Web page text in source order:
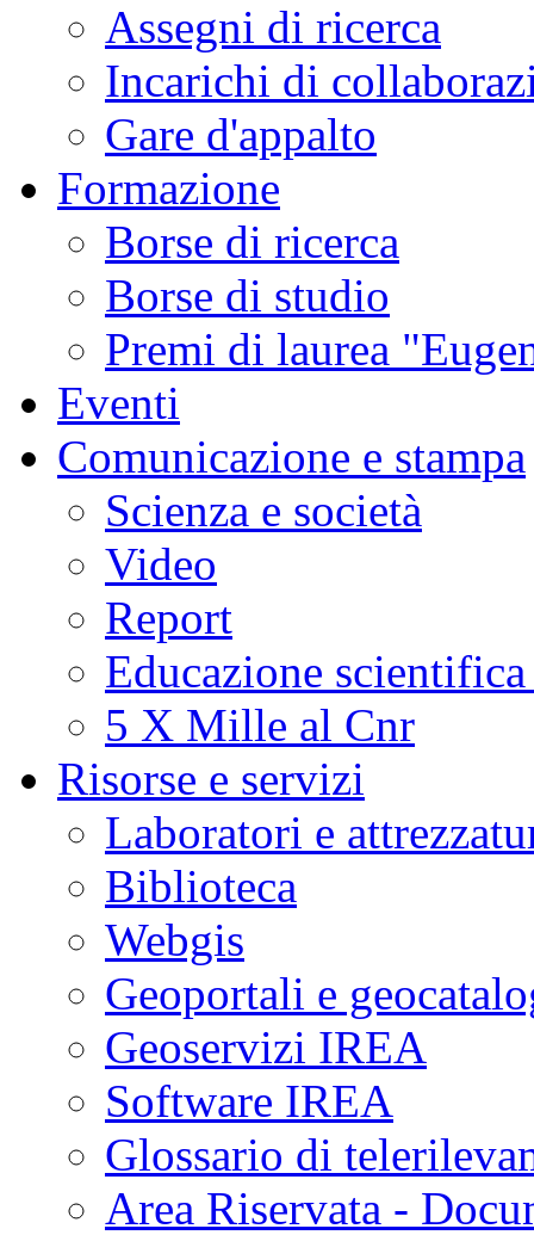
Assegni di ricerca
Incarichi di
Gare d'appalto
Formazione
Borse di ricerca
Borse di studio
Premi di laurea
Eventi
Comunicazione e stampa
Scienza e società
Video
Report
Educazione
5 X Mille al Cnr
Risorse e servizi
Laboratori e
Biblioteca
Webgis
Geoportali e
Geoservizi IREA
Software IREA
Glossario di
Area Riservata -